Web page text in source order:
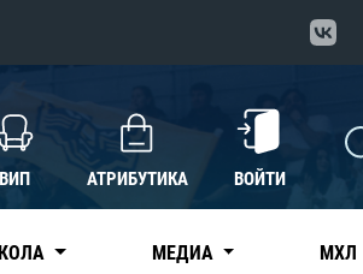
ВИП АТРИБУТИКА ВОЙТИ
МЕДИА МХЛ